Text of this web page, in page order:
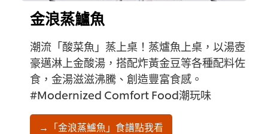
金浪蒸鱸魚
潮流「酸菜魚」蒸上桌！蒸爐魚上桌，以湯壺
豪邁淋上金酸湯，搭配炸黃金豆等各種配料佐
食，金湯滋滋沸騰、創造豐富食感。
#Modernized Comfort Food潮玩味
→「金浪蒸鱸魚」食譜點我看